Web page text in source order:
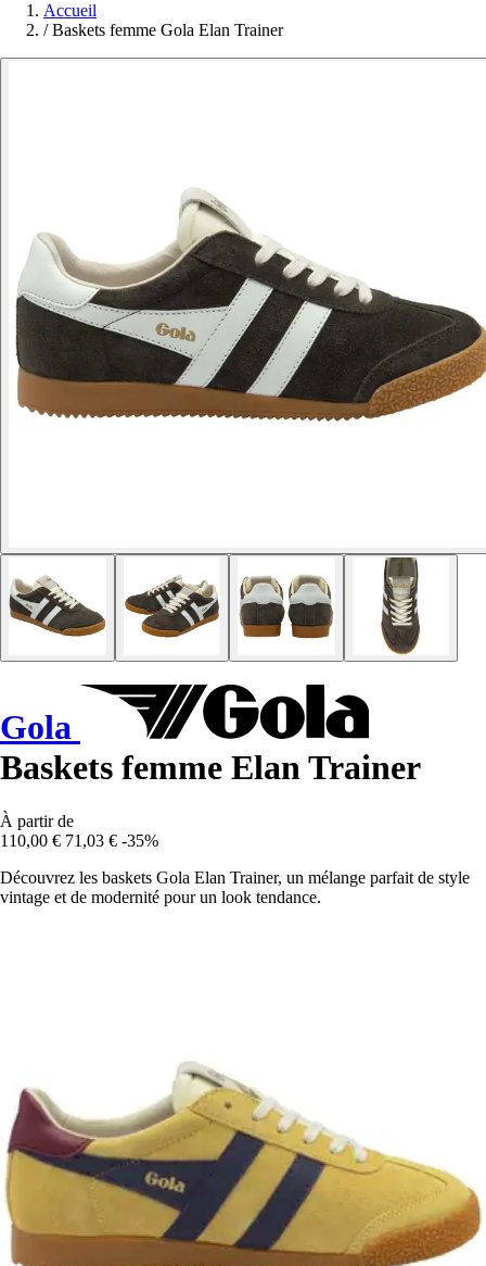
Accueil
/ Baskets femme Gola Elan Trainer
Gola
Baskets femme Elan Trainer
À partir de
110,00 € 71,03 € -35%
Découvrez les baskets Gola Elan Trainer, un mélange parfait de style
vintage et de modernité pour un look tendance.